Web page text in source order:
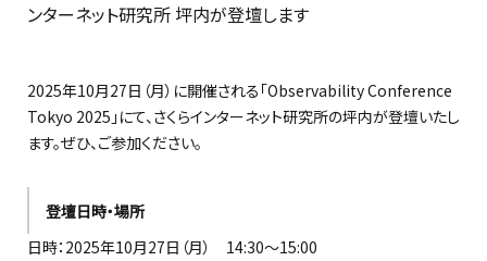
ンターネット研究所 坪内が登壇します
2025年10月27日（月）に開催される「Observability Conference
Tokyo 2025」にて、さくらインターネット研究所の坪内が登壇いたし
ます。ぜひ、ご参加ください。
登壇日時・場所
日時：2025年10月27日（月） 14:30〜15:00